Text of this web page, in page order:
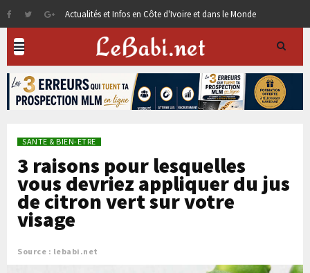
Actualités et Infos en Côte d'Ivoire et dans le Monde
SANTE & BIEN-ETRE
3 raisons pour lesquelles
vous devriez appliquer du jus
de citron vert sur votre
visage
Source : lebabi.net